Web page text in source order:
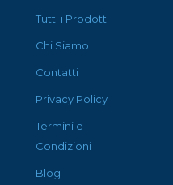
Tutti i Prodotti
Chi Siamo
Contatti
Privacy Policy
Termini e
Condizioni
Blog